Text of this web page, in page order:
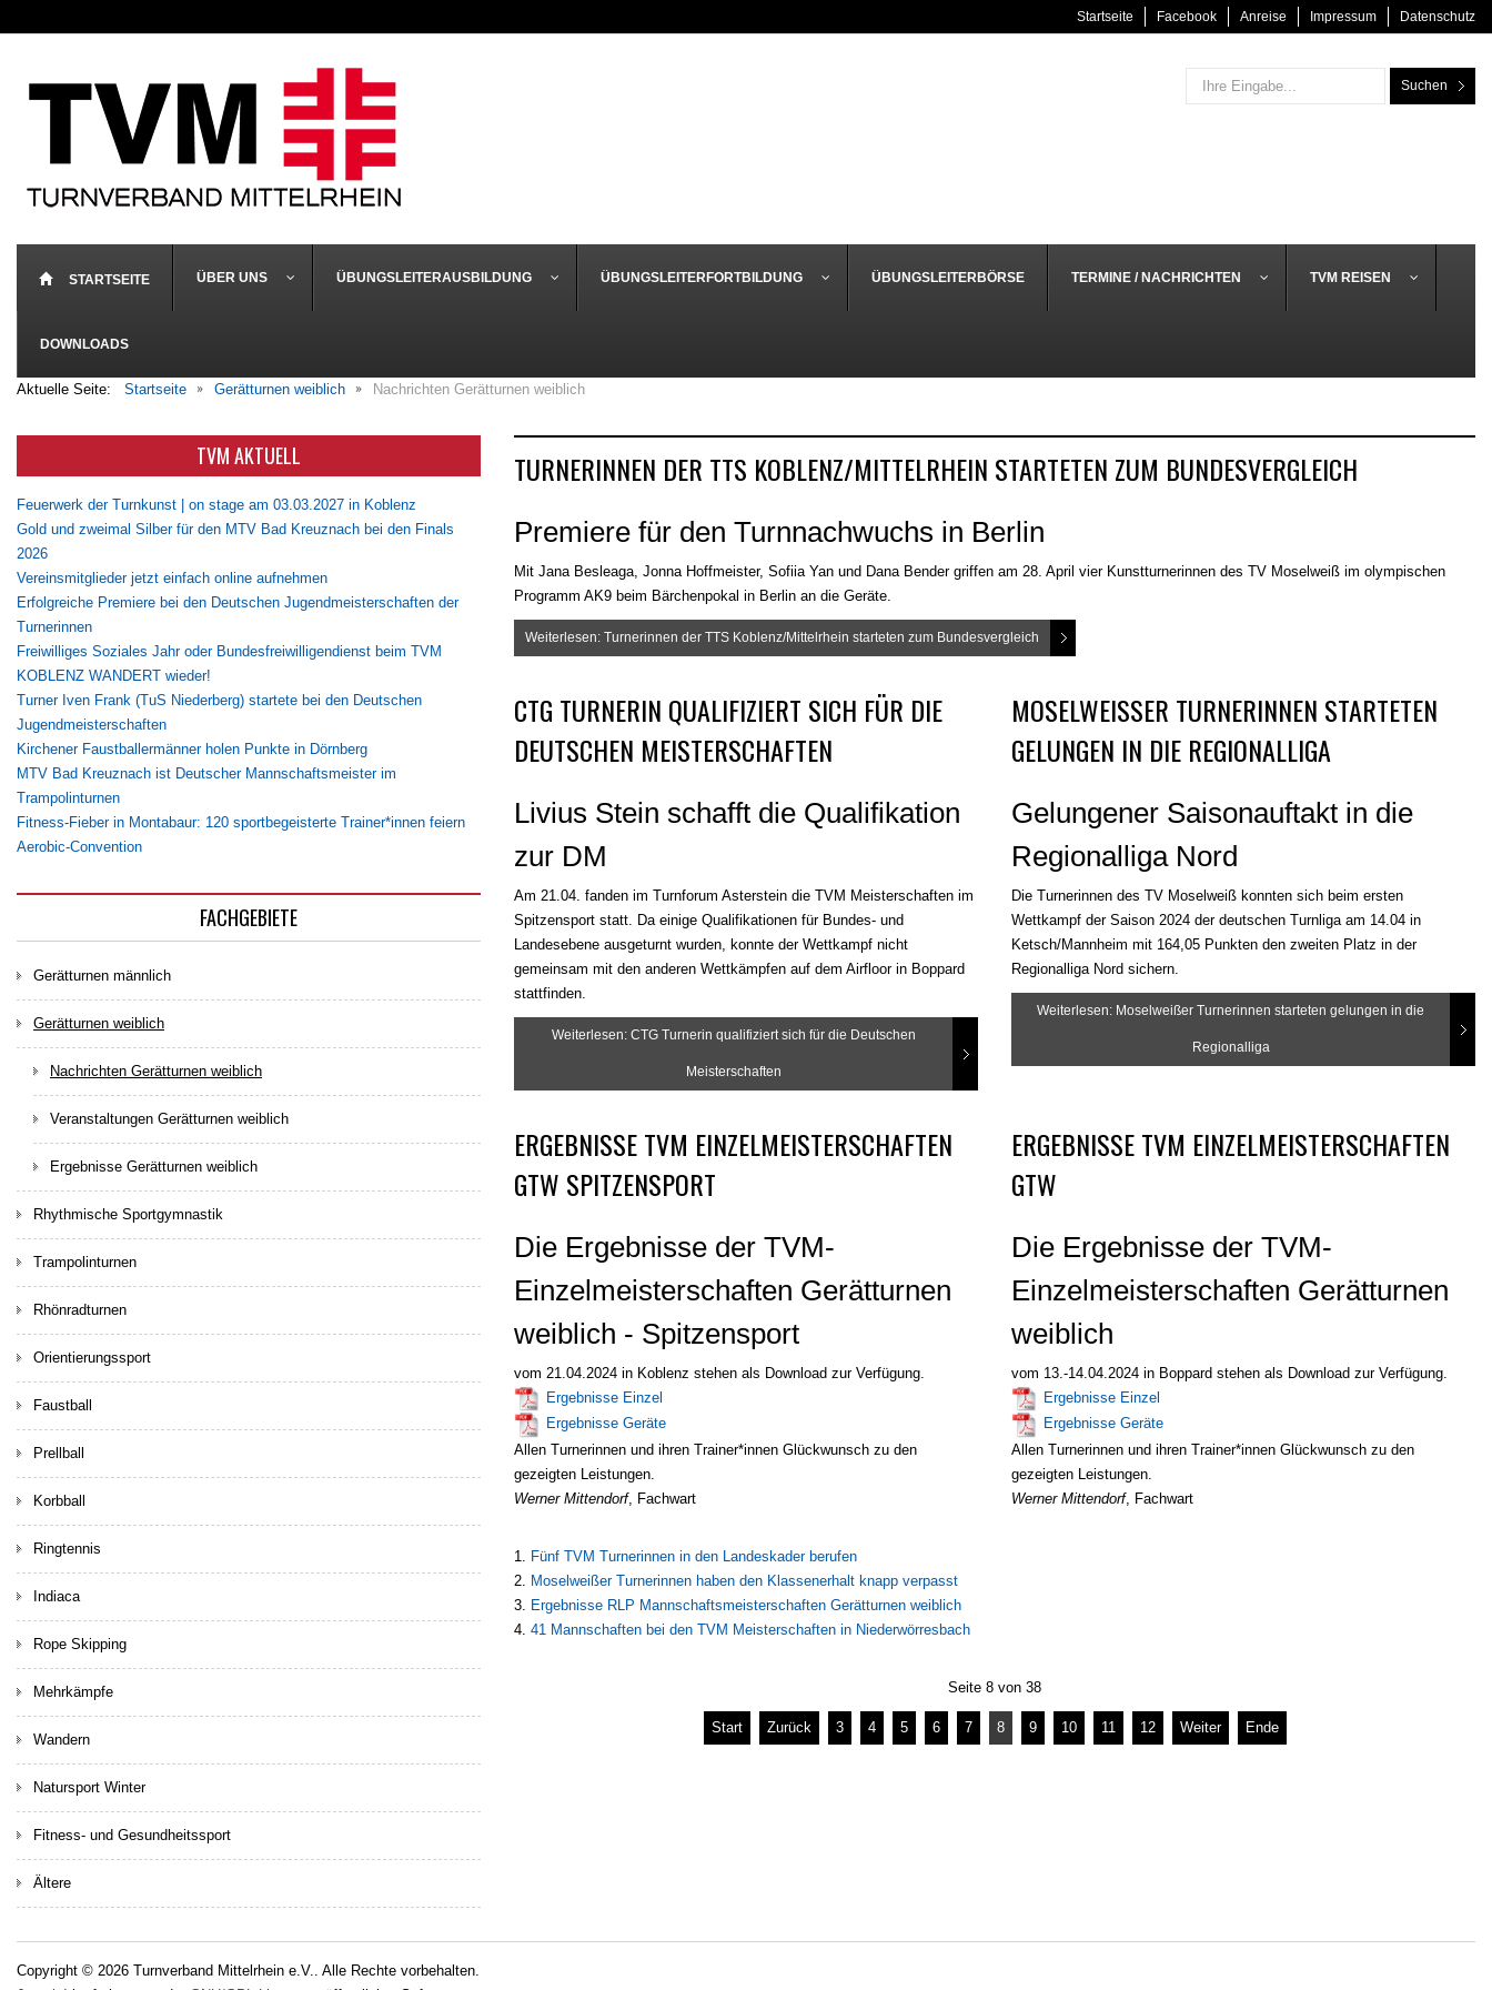
Startseite Facebook Anreise Impressum Datenschutz
Suchen
STARTSEITE ÜBER UNS ÜBUNGSLEITERAUSBILDUNG ÜBUNGSLEITERFORTBILDUNG ÜBUNGSLEITERBÖRSE TERMINE / NACHRICHTEN TVM REISEN
DOWNLOADS
Aktuelle Seite: Startseite Gerätturnen weiblich Nachrichten Gerätturnen weiblich
TURNERINNEN DER TTS KOBLENZ/MITTELRHEIN STARTETEN ZUM BUNDESVERGLEICH
Premiere für den Turnnachwuchs in Berlin
Mit Jana Besleaga, Jonna Hoffmeister, Sofiia Yan und Dana Bender griffen am 28. April vier Kunstturnerinnen des TV Moselweiß im olympischen
Programm AK9 beim Bärchenpokal in Berlin an die Geräte.
Weiterlesen: Turnerinnen der TTS Koblenz/Mittelrhein starteten zum Bundesvergleich
CTG TURNERIN QUALIFIZIERT SICH FÜR DIE
DEUTSCHEN MEISTERSCHAFTEN
Livius Stein schafft die Qualifikation
zur DM
Am 21.04. fanden im Turnforum Asterstein die TVM Meisterschaften im
Spitzensport statt. Da einige Qualifikationen für Bundes- und
Landesebene ausgeturnt wurden, konnte der Wettkampf nicht
gemeinsam mit den anderen Wettkämpfen auf dem Airfloor in Boppard
stattfinden.
Weiterlesen: CTG Turnerin qualifiziert sich für die Deutschen
Meisterschaften
MOSELWEISSER TURNERINNEN STARTETEN G
ELUNGEN IN DIE REGIONALLIGA
Gelungener Saisonauftakt in die
Regionalliga Nord
Die Turnerinnen des TV Moselweiß konnten sich beim ersten
Wettkampf der Saison 2024 der deutschen Turnliga am 14.04 in
Ketsch/Mannheim mit 164,05 Punkten den zweiten Platz in der
Regionalliga Nord sichern.
Weiterlesen: Moselweißer Turnerinnen starteten gelungen in die
Regionalliga
ERGEBNISSE TVM EINZELMEISTERSCHAFTEN
GTW SPITZENSPORT
Die Ergebnisse der TVM-
Einzelmeisterschaften Gerätturnen
weiblich - Spitzensport
vom 21.04.2024 in Koblenz stehen als Download zur Verfügung.
Ergebnisse Einzel
Ergebnisse Geräte
Allen Turnerinnen und ihren Trainer*innen Glückwunsch zu den
gezeigten Leistungen.
Werner Mittendorf, Fachwart
ERGEBNISSE TVM EINZELMEISTERSCHAFTEN
GTW
Die Ergebnisse der TVM-
Einzelmeisterschaften Gerätturnen
weiblich
vom 13.-14.04.2024 in Boppard stehen als Download zur Verfügung.
Ergebnisse Einzel
Ergebnisse Geräte
Allen Turnerinnen und ihren Trainer*innen Glückwunsch zu den
gezeigten Leistungen.
Werner Mittendorf, Fachwart
Fünf TVM Turnerinnen in den Landeskader berufen
Moselweißer Turnerinnen haben den Klassenerhalt knapp verpasst
Ergebnisse RLP Mannschaftsmeisterschaften Gerätturnen weiblich
41 Mannschaften bei den TVM Meisterschaften in Niederwörresbach
Seite 8 von 38
Start Zurück 3 4 5 6 7 8 9 10 11 12 Weiter Ende
TVM AKTUELL
Feuerwerk der Turnkunst | on stage am 03.03.2027 in Koblenz
Gold und zweimal Silber für den MTV Bad Kreuznach bei den Finals
2026
Vereinsmitglieder jetzt einfach online aufnehmen
Erfolgreiche Premiere bei den Deutschen Jugendmeisterschaften der
Turnerinnen
Freiwilliges Soziales Jahr oder Bundesfreiwilligendienst beim TVM
KOBLENZ WANDERT wieder!
Turner Iven Frank (TuS Niederberg) startete bei den Deutschen
Jugendmeisterschaften
Kirchener Faustballermänner holen Punkte in Dörnberg
MTV Bad Kreuznach ist Deutscher Mannschaftsmeister im
Trampolinturnen
Fitness-Fieber in Montabaur: 120 sportbegeisterte Trainer*innen feiern
Aerobic-Convention
FACHGEBIETE
Gerätturnen männlich
Gerätturnen weiblich
Nachrichten Gerätturnen weiblich
Veranstaltungen Gerätturnen weiblich
Ergebnisse Gerätturnen weiblich
Rhythmische Sportgymnastik
Trampolinturnen
Rhönradturnen
Orientierungssport
Faustball
Prellball
Korbball
Ringtennis
Indiaca
Rope Skipping
Mehrkämpfe
Wandern
Natursport Winter
Fitness- und Gesundheitssport
Ältere
Copyright © 2026 Turnverband Mittelrhein e.V.. Alle Rechte vorbehalten.